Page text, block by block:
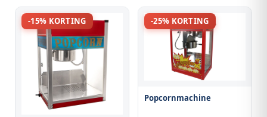
-15% KORTING -25% KORTING
Popcornmachine